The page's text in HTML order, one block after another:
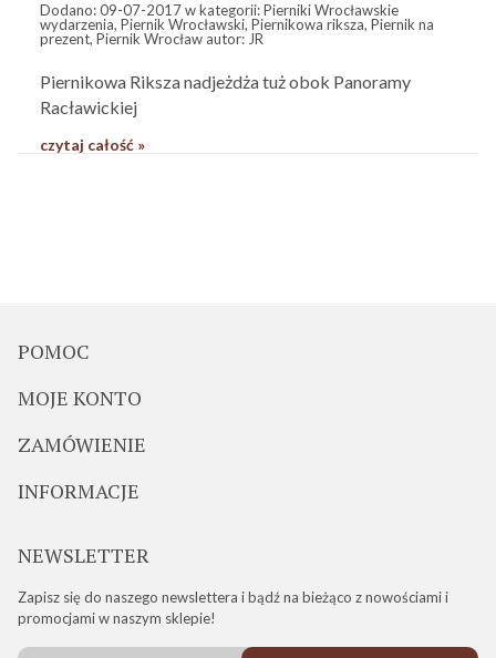
Dodano:09-07-2017w kategorii:Pierniki Wrocławskie
wydarzenia, Piernik Wrocławski, Piernikowa riksza, Piernik na
prezent, Piernik Wrocław autor: JR
Piernikowa Riksza nadjeżdża tuż obok Panoramy
Racławickiej
czytaj całość »
POMOC
MOJE KONTO
ZAMÓWIENIE
INFORMACJE
NEWSLETTER
Zapisz się do naszego newslettera i bądź na bieżąco z nowościami i
promocjami w naszym sklepie!